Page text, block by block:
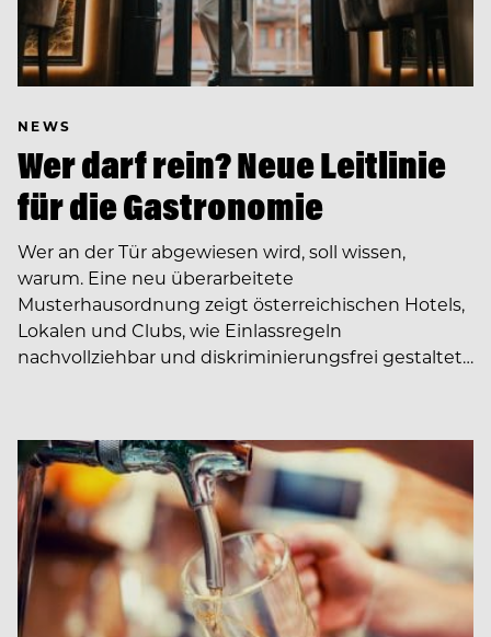
NEWS
Wer darf rein? Neue Leitlinie
für die Gastronomie
Wer an der Tür abgewiesen wird, soll wissen,
warum. Eine neu überarbeitete
Musterhausordnung zeigt österreichischen Hotels,
Lokalen und Clubs, wie Einlassregeln
nachvollziehbar und diskriminierungsfrei gestaltet…